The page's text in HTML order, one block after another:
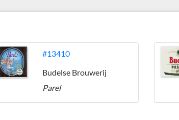
#13410
Budelse Brouwerij
Parel